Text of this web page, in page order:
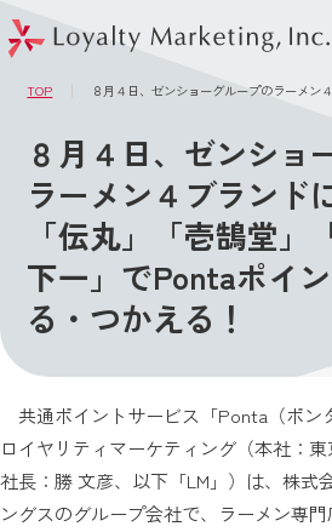
TOP ８月４日、ゼンショーグループのラーメ
８月４日、ゼンショ
ラーメン４ブランド
「伝丸」「壱鵠堂」
下一」でPontaポイ
る・つかえる！
共通ポイントサービス「Ponta（ポン
ロイヤリティマーケティング（本社：
社長：勝 文彦、以下「LM」）は、株式
ングスのグループ会社で、ラーメン専